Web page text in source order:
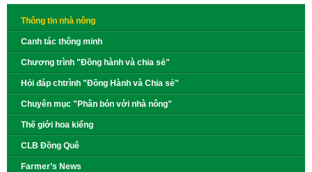
Thông tin nhà nông
Canh tác thông minh
Chương trình "Đồng hành và chia sẻ"
Hỏi đáp chtrình "Đồng Hành và Chia sẻ"
Chuyên mục "Phân bón với nhà nông"
Thế giới hoa kiểng
CLB Đồng Quê
Farmer’s News